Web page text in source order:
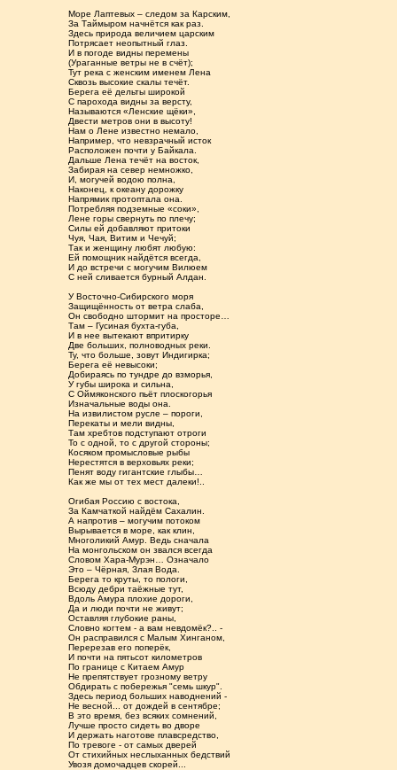
Море Лаптевых – следом за Карским,
За Таймыром начнётся как раз.
Здесь природа величием царским
Потрясает неопытный глаз.
И в погоде видны перемены
(Ураганные ветры не в счёт);
Тут река с женским именем Лена
Сквозь высокие скалы течёт.
Берега её дельты широкой
С парохода видны за версту,
Называются «Ленские щёки»,
Двести метров они в высоту!
Нам о Лене известно немало,
Например, что невзрачный исток
Расположен почти у Байкала.
Дальше Лена течёт на восток,
Забирая на север немножко,
И, могучей водою полна,
Наконец, к океану дорожку
Напрямик протоптала она.
Потребляя подземные «соки»,
Лене горы свернуть по плечу;
Силы ей добавляют притоки
Чуя, Чая, Витим и Чечуй;
Так и женщину любят любую:
Ей помощник найдётся всегда,
И до встречи с могучим Вилюем
С ней сливается бурный Алдан.
У Восточно-Сибирского моря
Защищённость от ветра слаба,
Он свободно штормит на просторе…
Там – Гусиная бухта-губа,
И в нее вытекают впритирку
Две больших, полноводных реки.
Ту, что больше, зовут Индигирка;
Берега её невысоки;
Добираясь по тундре до взморья,
У губы широка и сильна,
С Оймяконского пьёт плоскогорья
Изначальные воды она.
На извилистом русле – пороги,
Перекаты и мели видны,
Там хребтов подступают отроги
То с одной, то с другой стороны;
Косяком промысловые рыбы
Нерестятся в верховьях реки;
Пенят воду гигантские глыбы…
Как же мы от тех мест далеки!..
Огибая Россию с востока,
За Камчаткой найдём Сахалин.
А напротив – могучим потоком
Вырывается в море, как клин,
Многоликий Амур. Ведь сначала
На монгольском он звался всегда
Словом Хара-Мурэн… Означало
Это – Чёрная, Злая Вода.
Берега то круты, то пологи,
Всюду дебри таёжные тут,
Вдоль Амура плохие дороги,
Да и люди почти не живут;
Оставляя глубокие раны,
Словно когтем - а вам невдомёк?.. -
Он расправился с Малым Хинганом,
Перерезав его поперёк,
И почти на пятьсот километров
По границе с Китаем Амур
Не препятствует грозному ветру
Обдирать с побережья "семь шкур".
Здесь период больших наводнений -
Не весной... от дождей в сентябре;
В это время, без всяких сомнений,
Лучше просто сидеть во дворе
И держать наготове плавсредство,
По тревоге - от самых дверей
От стихийных неслыханных бедствий
Увозя домочадцев скорей...